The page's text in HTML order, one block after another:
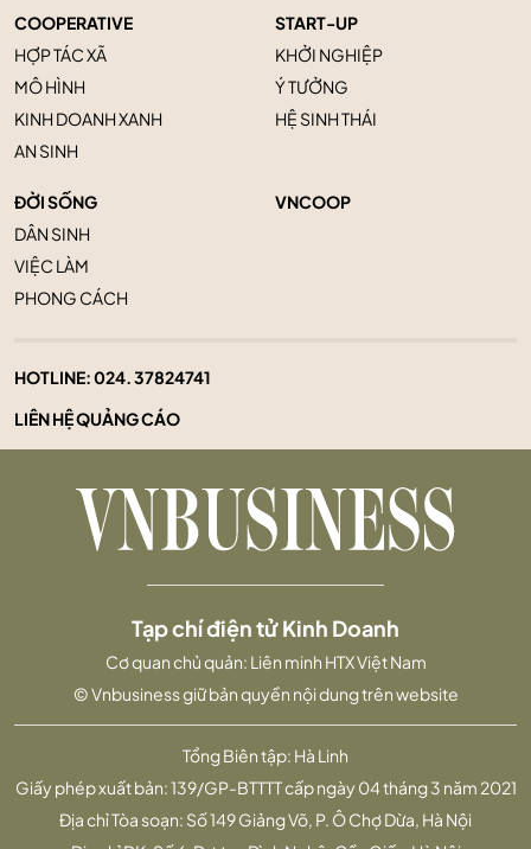
COOPERATIVE
HỢP TÁC XÃ
MÔ HÌNH
KINH DOANH XANH
AN SINH
START-UP
KHỞI NGHIỆP
Ý TƯỞNG
HỆ SINH THÁI
ĐỜI SỐNG
DÂN SINH
VIỆC LÀM
PHONG CÁCH
VNCOOP
HOTLINE:024. 37824741
LIÊN HỆ QUẢNG CÁO
Tổng Biên tập: Hà Linh
Giấy phép xuất bản: 139/GP-BTTTT cấp ngày 04 tháng 3 năm 2021
Địa chỉ Tòa soạn: Số 149 Giảng Võ, P. Ô Chợ Dừa, Hà Nội
Tạp chí điện tử Kinh Doanh
Cơ quan chủ quản: Liên minh HTX Việt Nam
© Vnbusiness giữ bản quyền nội dung trên website